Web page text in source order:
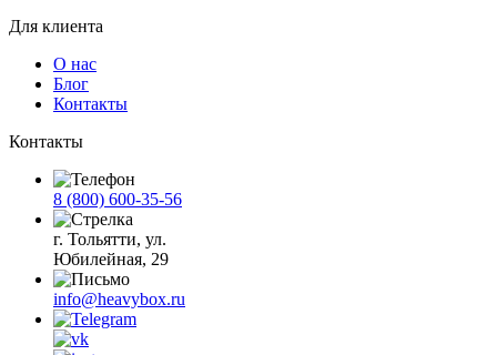
Для клиента
О нас
Блог
Контакты
Контакты
8 (800) 600-35-56
г. Тольятти, ул.
Юбилейная, 29
info@heavybox.ru